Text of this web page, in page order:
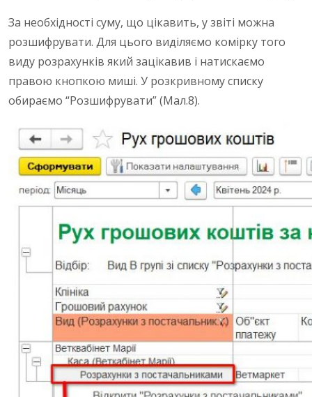
За необхідності суму, що цікавить, у звіті можна
розшифрувати. Для цього виділяємо комірку того
виду розрахунків який зацікавив і натискаємо
правою кнопкою миші. У розкривному списку
обираємо “Розшифрувати” (Мал.8).